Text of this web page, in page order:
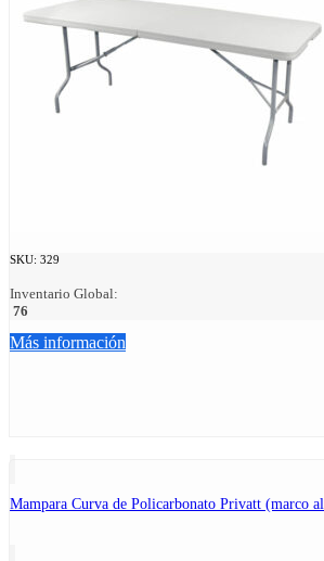
SKU: 329
Inventario Global:
76
Más información
Mampara Curva de Policarbonato Privatt (marco